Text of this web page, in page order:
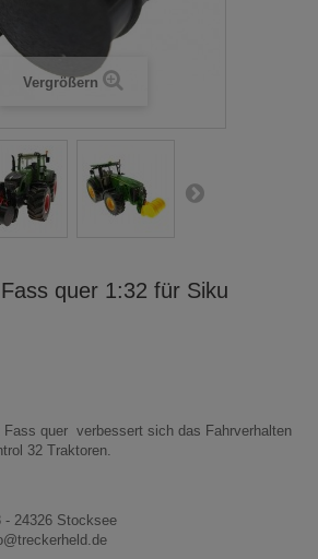
Vergrößern
quer 1:32 für Siku
quer verbessert sich das Fahrverhalten
32 Traktoren.
- 24326 Stocksee